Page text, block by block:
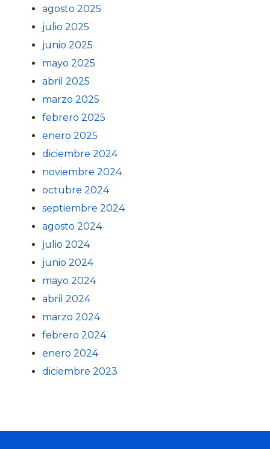
agosto 2025
julio 2025
junio 2025
mayo 2025
abril 2025
marzo 2025
febrero 2025
enero 2025
diciembre 2024
noviembre 2024
octubre 2024
septiembre 2024
agosto 2024
julio 2024
junio 2024
mayo 2024
abril 2024
marzo 2024
febrero 2024
enero 2024
diciembre 2023